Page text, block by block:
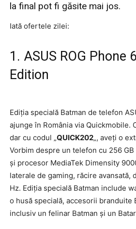
la final pot fi găsite mai jos.
Iată ofertele zilei:
1. ASUS ROG Phone
Edition
Ediţia specială Batman de telefon
ajunge în România via Quickmobile.
dar cu codul „QUICK202„, aveţi o
Vorbim despre un telefon cu 256 GB
şi procesor MediaTek Dimensity
laterale de gaming, răcire avansată,
Hz. Ediţia specială Batman include
o husă specială, accesorii branduite
inclusiv un felinar Batman şi un